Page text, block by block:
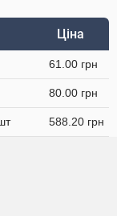
Ціна
61.00 грн
80.00 грн
588.20 грн